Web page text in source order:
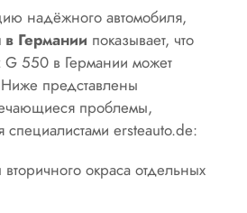
надёжного автомобиля,
в Германии показывает, что
550 в Германии может
представлены
проблемы,
специалистами ersteauto.de:
окраса отдельных